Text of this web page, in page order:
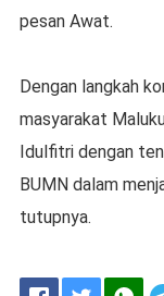
pesan Awat.
Dengan langkah
masyarakat
Idulfitri dengan
BUMN dalam
tutupnya.